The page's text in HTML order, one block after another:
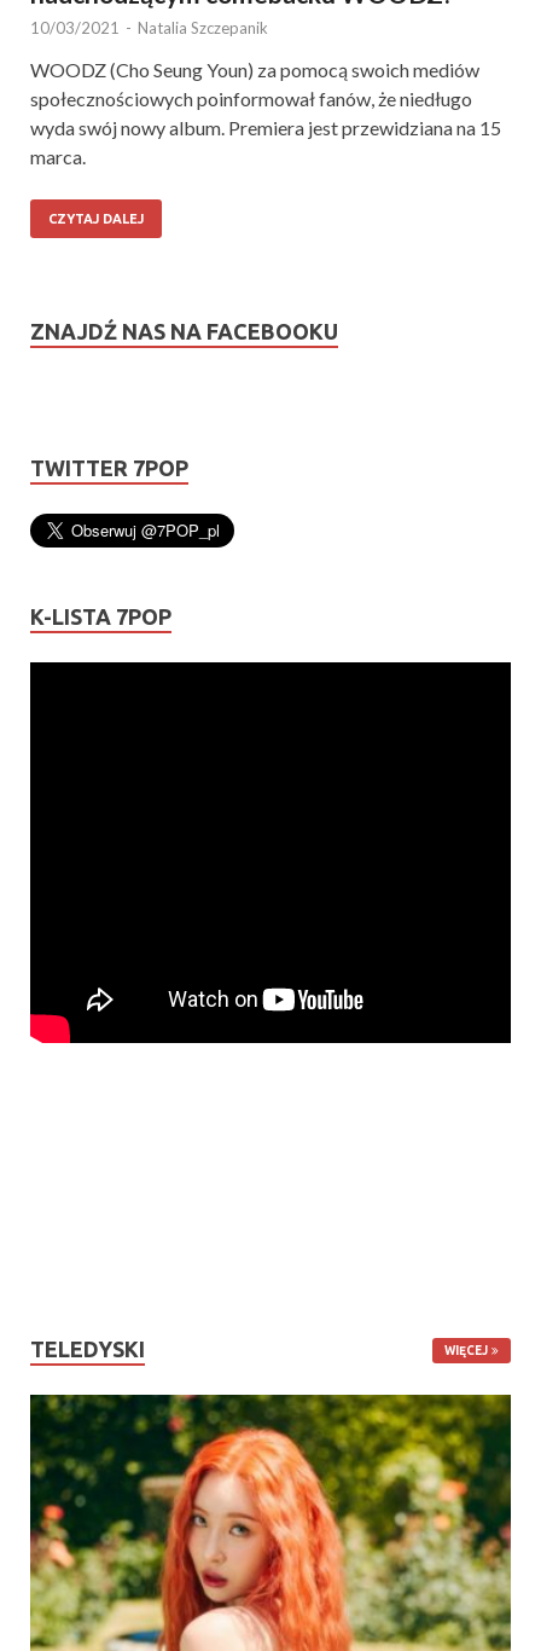
10/03/2021 - Natalia Szczepanik
WOODZ (Cho Seung Youn) za pomocą swoich mediów
społecznościowych poinformował fanów, że niedługo
wyda swój nowy album. Premiera jest przewidziana na 15
marca.
CZYTAJ DALEJ
ZNAJDŹ NAS NA FACEBOOKU
TWITTER 7POP
K-LISTA 7POP
TELEDYSKI WIĘCEJ